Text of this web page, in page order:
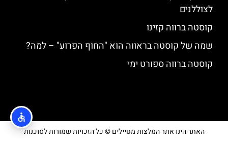
לצוללנים
קוסטה ברווה קזינו
שמה של קוסטה בראווה הוא "החוף הפרוע" – למה?
קוסטה ברווה ספורט ימי
האתר הינו אתר המלצות מטיילים © כל הזכויות שמורות לסוכנות